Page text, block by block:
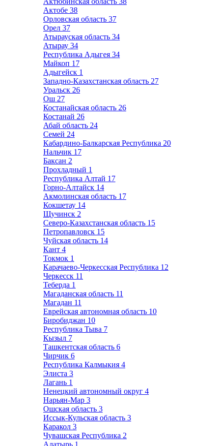
Актобе 38
Орловская область 37
Орел 37
Атырауская область 34
Атырау 34
Республика Адыгея 34
Майкоп 17
Адыгейск 1
Западно-Казахстанская область 27
Уральск 26
Ош 27
Костанайская область 26
Костанай 26
Абай область 24
Семей 24
Кабардино-Балкарская Республика 20
Нальчик 17
Баксан 2
Прохладный 1
Республика Алтай 17
Горно-Алтайск 14
Акмолинская область 17
Кокшетау 14
Щучинск 2
Северо-Казахстанская область 15
Петропавловск 15
Чуйская область 14
Кант 4
Токмок 1
Карачаево-Черкесская Республика 12
Черкесск 11
Теберда 1
Магаданская область 11
Магадан 11
Еврейская автономная область 10
Биробиджан 10
Республика Тыва 7
Кызыл 7
Ташкентская область 6
Чирчик 6
Республика Калмыкия 4
Элиста 3
Лагань 1
Ненецкий автономный округ 4
Нарьян-Мар 3
Ошская область 3
Иссык-Кульская область 3
Каракол 3
Чувашская Республика 2
Алатырь 1